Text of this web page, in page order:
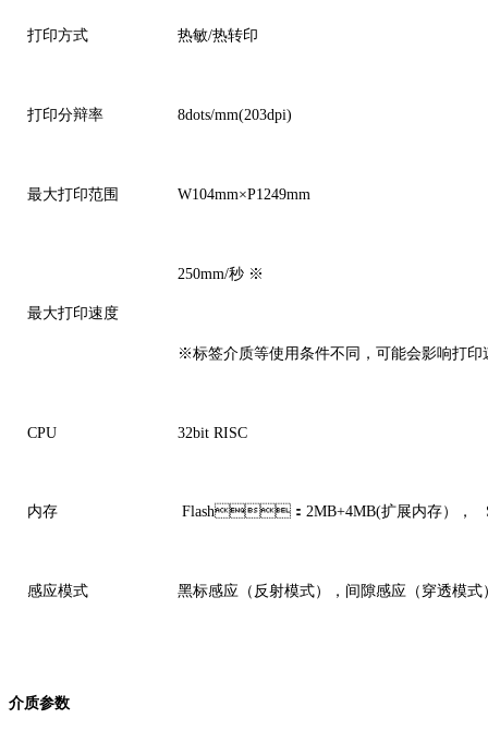
打印方式 热敏/热转印
打印分辩率 8dots/mm(203dpi)
最大打印范围 W104mm×P1249mm
最大打印速度
250mm/秒 ※
※标签介质等使用条件不同，可能会影响打印
CPU 32bit RISC
内存 Flash：2MB+4MB(扩展内存
感应模式 黑标感应（反射模式），间隙感应（穿透模式
介质参数